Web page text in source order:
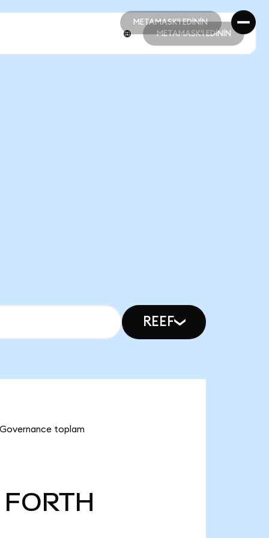
METAMASK'I EDİNİN
METAMASK'I EDİNİN
METAMASK'I EDİNİN
REEF
Governance toplam
FORTH